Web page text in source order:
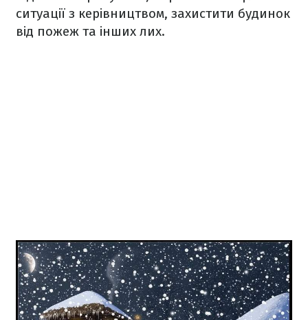
ситуації з керівництвом, захистити будинок
від пожеж та інших лих.